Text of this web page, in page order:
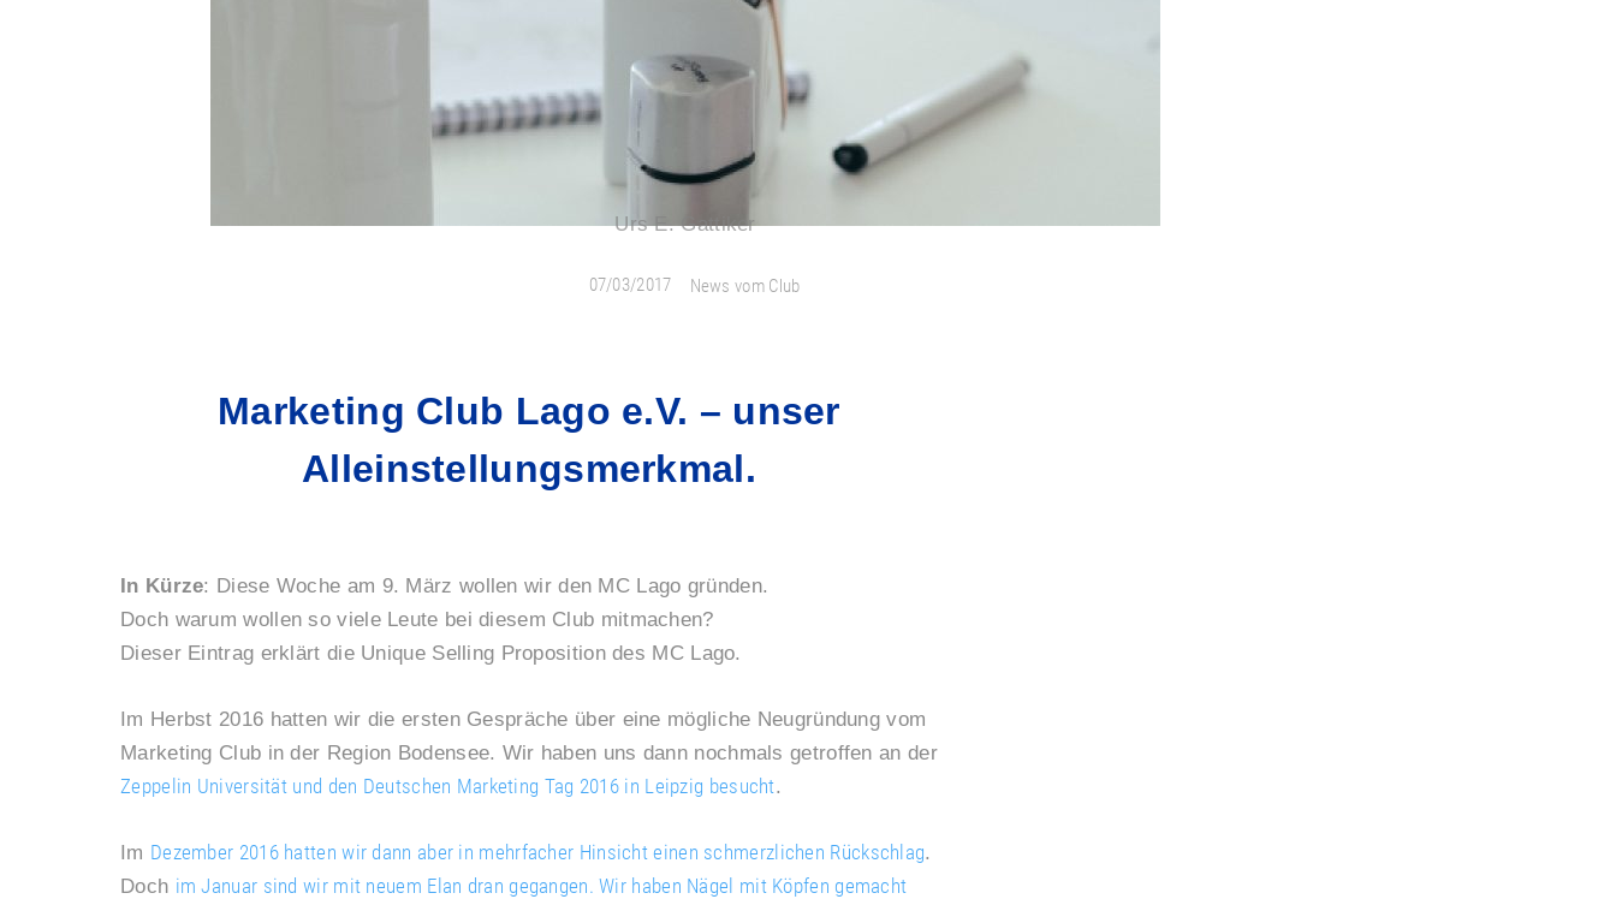
Urs E. Gattiker
07/03/2017 News vom Club
Marketing Club Lago e.V. – unser
Alleinstellungsmerkmal.
In Kürze: Diese Woche am 9. März wollen wir den MC Lago gründen.
Doch warum wollen so viele Leute bei diesem Club mitmachen?
Dieser Eintrag erklärt die Unique Selling Proposition des MC Lago.
Im Herbst 2016 hatten wir die ersten Gespräche über eine mögliche Neugründung vom
Marketing Club in der Region Bodensee. Wir haben uns dann nochmals getroffen an der
Zeppelin Universität und den Deutschen Marketing Tag 2016 in Leipzig besucht.
Im Dezember 2016 hatten wir dann aber in mehrfacher Hinsicht einen schmerzlichen Rückschlag.
Doch im Januar sind wir mit neuem Elan dran gegangen. Wir haben Nägel mit Köpfen gemacht